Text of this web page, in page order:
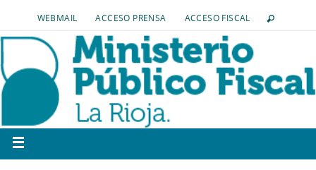
WEBMAIL ACCESO PRENSA ACCESO FISCAL